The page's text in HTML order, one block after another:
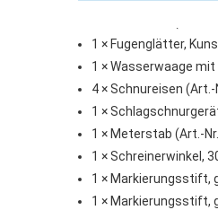
1 × Fugenglätter,
1 × Wasserwaage
4 × Schnureisen (Art.-
1 ×
1 × Meterstab (Art.-
1 × Schreinerwinkel,
1 × Markierungsstift,
1 × Markierungsstift,